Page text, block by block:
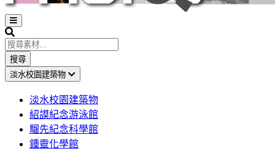
Open
sidebar
Search
搜尋
淡水校園建築物
淡水校園建築物
紹謨紀念游泳館
騮先紀念科學館
鍾靈化學館